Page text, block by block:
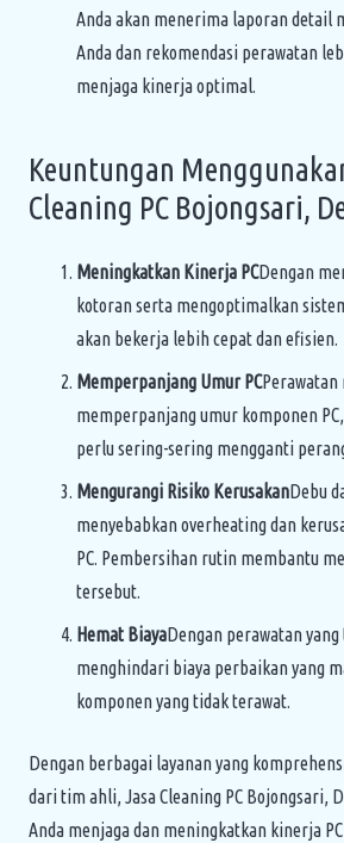
Anda akan menerima laporan detail
Anda dan rekomendasi perawatan
menjaga kinerja optimal.
Keuntungan
Cleaning PC Bojongsari,
Meningkatkan Kinerja PCDengan
kotoran serta mengoptimalkan
akan bekerja lebih cepat dan efisien.
Memperpanjang Umur PC
memperpanjang umur komponen
perlu sering-sering mengganti
Mengurangi Risiko KerusakanDebu
menyebabkan overheating dan
PC. Pembersihan rutin membantu
tersebut.
Hemat BiayaDengan perawatan
menghindari biaya perbaikan yang
komponen yang tidak terawat.
Dengan berbagai layanan yang
dari tim ahli, Jasa Cleaning PC Bojongsari,
Anda menjaga dan meningkatkan kinerja